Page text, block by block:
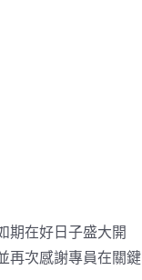
期在好日子盛大開
再次感謝專員在關鍵